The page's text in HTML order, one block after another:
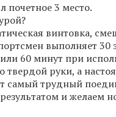
3 место.
винтовка,
выполняет 30
60 минут при
руки, а
самый трудный
и желаем